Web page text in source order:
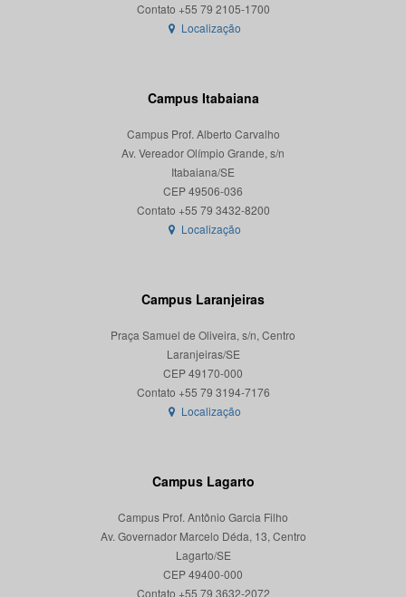
Localização
Campus Itabaiana
Campus Prof. Alberto Carvalho
Av. Vereador Olímpio Grande, s/n
Itabaiana/SE
CEP 49506-036
Localização
Campus Laranjeiras
Praça Samuel de Oliveira, s/n, Centro
Laranjeiras/SE
CEP 49170-000
Localização
Campus Lagarto
Campus Prof. Antônio Garcia Filho
Av. Governador Marcelo Déda, 13, Centro
Lagarto/SE
CEP 49400-000